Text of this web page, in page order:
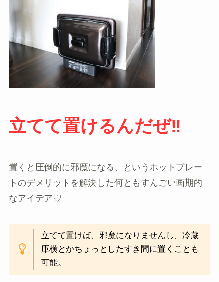
立てて置けるんだぜ‼
置くと圧倒的に邪魔になる、というホットプレー
トのデメリットを解決した何ともすんごい画期的
なアイデア♡
立てて置けば、邪魔になりませんし、冷蔵
庫横とかちょっとしたすき間に置くことも
可能。